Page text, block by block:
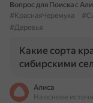
Вопрос для Поиска с
#КраснаяЧеремуха
#Деревья
Какие сорта
сибирскими
Алиса
На основе